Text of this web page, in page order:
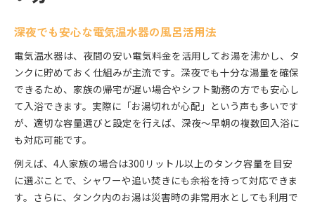
深夜でも安心な電気温水器の風呂活用法
電気温水器は、夜間の安い電気料金を活用してお湯を沸かし、タ
ンクに貯めておく仕組みが主流です。深夜でも十分な湯量を確保
できるため、家族の帰宅が遅い場合やシフト勤務の方でも安心し
て入浴できます。実際に「お湯切れが心配」という声も多いです
が、適切な容量選びと設定を行えば、深夜～早朝の複数回入浴に
も対応可能です。
例えば、4人家族の場合は300リットル以上のタンク容量を目安
に選ぶことで、シャワーや追い焚きにも余裕を持って対応できま
す。さらに、タンク内のお湯は災害時の非常用水としても利用で